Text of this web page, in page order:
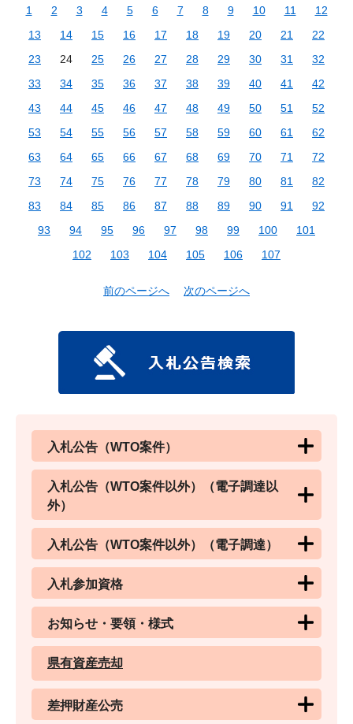
1 2 3 4 5 6 7 8 9 10 11
12
13
14 15 16 17 18 19 20 21
22
23
24 25 26 27 28 29 30 31
32
33
34 35 36 37 38 39 40 41
42
43
44 45 46 47 48 49 50 51
52
53
54 55 56 57 58 59 60 61
62
63
64 65 66 67 68 69 70 71
72
73
74 75 76 77 78 79 80 81
82
83
84 85 86 87 88 89 90 91
92
93
94 95 96 97 98 99 100
101
102
103 104 105 106 107
前のページへ 次のページへ
入札公告（WTO案件）
入札公告（WTO案件以外）（電子調達以
外）
入札公告（WTO案件以外）（電子調達）
入札参加資格
お知らせ・要領・様式
県有資産売却
差押財産公売